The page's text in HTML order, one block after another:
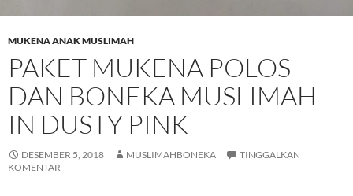
MUKENA ANAK MUSLIMAH
PAKET MUKENA POLOS
DAN BONEKA MUSLIMAH
IN DUSTY PINK
DESEMBER 5, 2018 MUSLIMAHBONEKA
TINGGALKAN
KOMENTAR